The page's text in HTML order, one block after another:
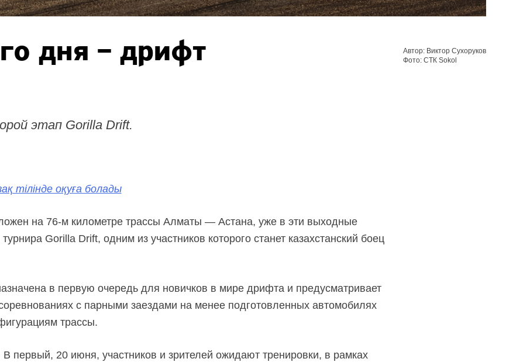
дня – дрифт
этап Gorilla Drift.
Автор: Виктор Сухоруков
Фото: СТК Sokol
тілінде оқуға болады
на 76-м километретрассы Алматы — Астана, уже в эти выходные
Gorilla Drift, одним из участников которого станет казахстанский боец
в первую очередь для новичков в мире дрифта и предусматривает
с парными заездами на менее подготовленных автомобилях
трассы.
первый, 20 июня, участников и зрителей ожидают тренировки, в рамках